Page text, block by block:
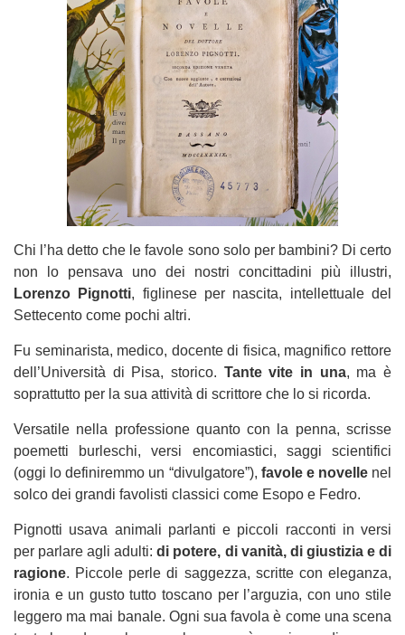
Chi l’ha detto che le favole sono solo per bambini? Di certo
non lo pensava uno dei nostri concittadini più illustri,
Lorenzo Pignotti, figlinese per nascita, intellettuale del
Settecento come pochi altri.
Fu seminarista, medico, docente di fisica, magnifico rettore
dell’Università di Pisa, storico. Tante vite in una, ma è
soprattutto per la sua attività di scrittore che lo si ricorda.
Versatile nella professione quanto con la penna, scrisse
poemetti burleschi, versi encomiastici, saggi scientifici
(oggi lo definiremmo un “divulgatore”), favole e novellenel
solco dei grandi favolisti classici come Esopo e Fedro.
Pignotti usava animali parlanti e piccoli racconti in versi
per parlare agli adulti:di potere, di vanità, di giustizia e di
ragione. Piccole perle di saggezza, scritte con eleganza,
ironia e un gusto tutto toscano per l’arguzia, con uno stile
leggero ma mai banale. Ogni sua favola è come una scena